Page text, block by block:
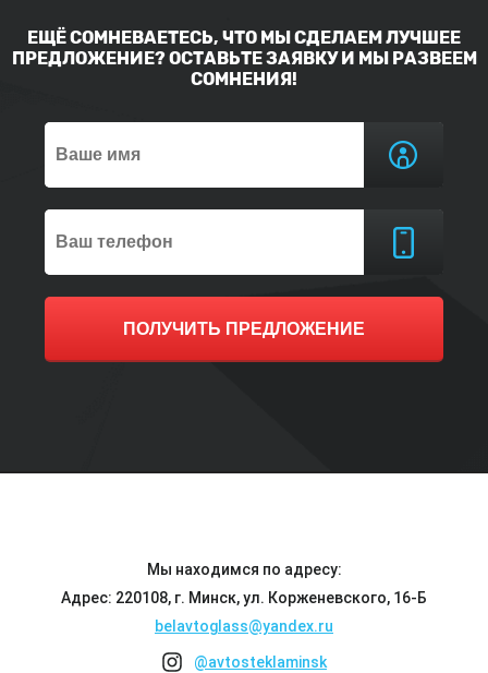
ЕЩЁ СОМНЕВАЕТЕСЬ, ЧТО МЫ СДЕЛАЕМ ЛУЧШЕЕ
ПРЕДЛОЖЕНИЕ? ОСТАВЬТЕ ЗАЯВКУ И МЫ РАЗВЕЕМ
СОМНЕНИЯ!
ПОЛУЧИТЬ ПРЕДЛОЖЕНИЕ
Мы находимся по адресу:
Адрес: 220108, г. Минск, ул. Корженевского, 16-Б
belavtoglass@yandex.ru
@avtosteklaminsk